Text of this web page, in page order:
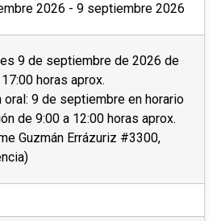
2026 - 9 septiembre 2026
9 de septiembre de 2026 de
horas aprox.
oral: 9 de septiembre en horario
de 9:00 a 12:00 horas aprox.
Guzmán Errázuriz #3300,